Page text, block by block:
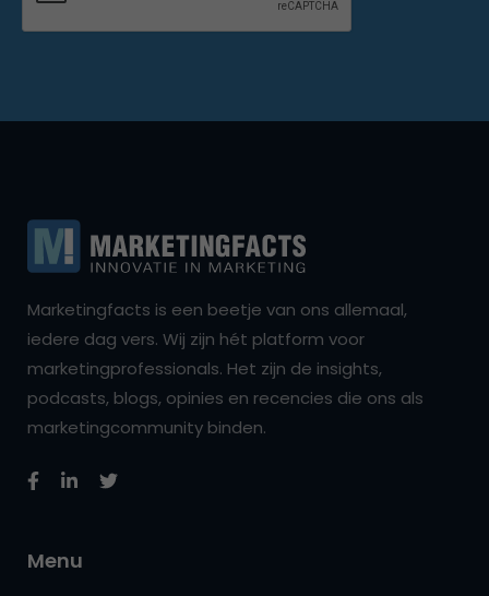
Marketingfacts is een beetje van ons allemaal,
iedere dag vers. Wij zijn hét platform voor
marketingprofessionals. Het zijn de insights,
podcasts, blogs, opinies en recencies die ons als
marketingcommunity binden.
Menu